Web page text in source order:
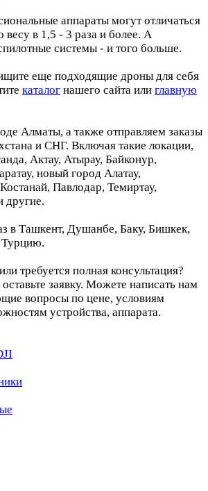
аппараты могут отличаться
весу в 1,5 - 3 раза и более. А
системы - и того больше.
еще подходящие дроны для себя
каталог нашего сайта или главную
Алматы, а также отправляем заказы
и СНГ. Включая такие локации,
Актау, Атырау, Байконур,
новый город Алатау,
Павлодар, Темиртау,
другие.
в Ташкент, Душанбе, Баку, Бишкек,
требуется полная консультация?
заявку. Можете написать нам
вопросы по цене, условиям
устройства, аппарата.